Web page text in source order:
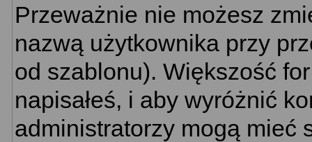
Przeważnie nie możesz
nazwą użytkownika przy
od szablonu). Większość
napisałeś, i aby wyróżnić
administratorzy mogą mieć